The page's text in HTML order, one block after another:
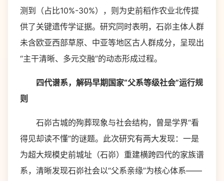
测到（占比10%-30%），则为史前稻作农业北传提
供了关键遗传学证据。研究同时表明，石峁主体人群
未含欧亚西部草原、中亚等地区古人群成分，呈现出
“主干清晰、多元交融”的动态形成过程。
四代谱系，解码早期国家“父系等级社会”运行规
则
石峁古城的殉葬现象与社会结构，曾是学界“看
得见却读不懂”的谜题。此次研究有两大发现：一是
为超大规模史前城址（石峁）重建横跨四代的家族谱
系，清晰发现石峁社会以“父系亲缘”为核心体系——